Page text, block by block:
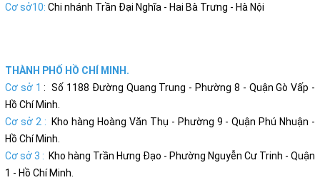
Cơ sở10: Chi nhánh Trần Đại Nghĩa - Hai Bà Trưng - Hà Nội
THÀNH PHỐ HỒ CHÍ MINH.
Cơ sở 1: Số 1188 Đường Quang Trung - Phường 8 - Quận Gò Vấp -
Hồ Chí Minh.
Cơ sở 2 : Kho hàng Hoàng Văn Thụ - Phường 9 - Quận Phú Nhuận -
Hồ Chí Minh.
Cơ sở 3 : Kho hàng Trần Hưng Đạo - Phường Nguyễn Cư Trinh - Quận
1 - Hồ Chí Minh.